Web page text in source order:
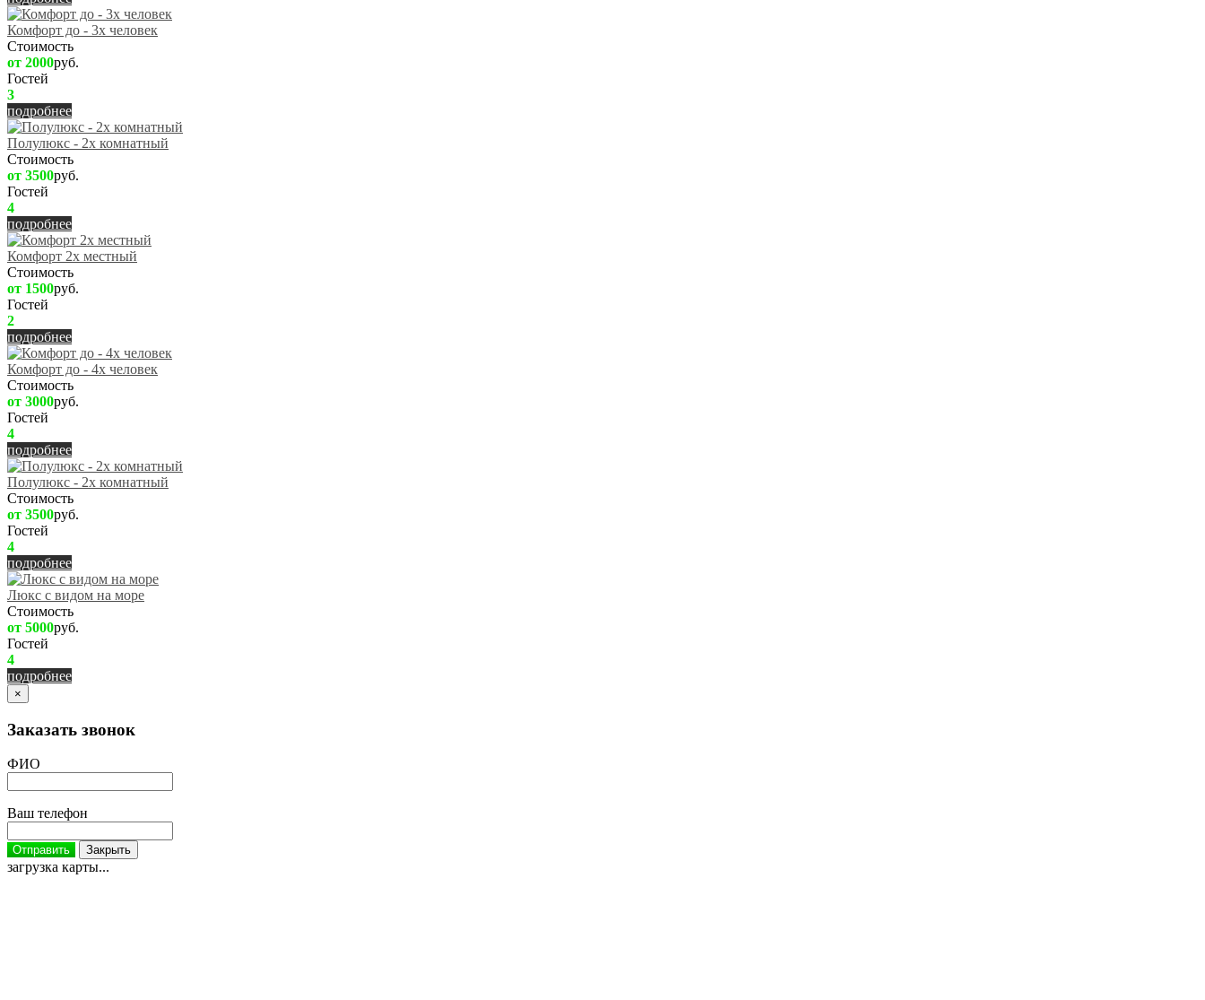
Комфорт до - 3х человек
Стоимость
от 2000руб.
Гостей
3
подробнее
Полулюкс - 2х комнатный
Стоимость
от 3500руб.
Гостей
4
подробнее
Комфорт 2х местный
Стоимость
от 1500руб.
Гостей
2
подробнее
Комфорт до - 4х человек
Стоимость
от 3000руб.
Гостей
4
подробнее
Полулюкс - 2х комнатный
Стоимость
от 3500руб.
Гостей
4
подробнее
Люкс с видом на море
Стоимость
от 5000руб.
Гостей
4
подробнее
×
Заказать звонок
ФИО
Ваш телефон
Отправить Закрыть
загрузка карты...